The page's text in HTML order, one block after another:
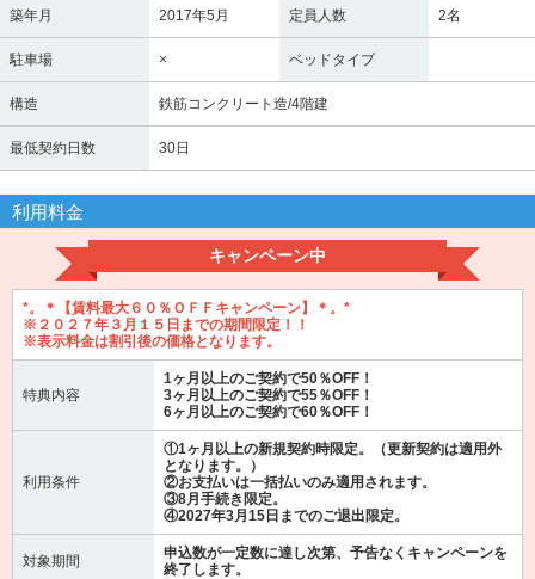
築年月 2017年5月 定員人数 2名
駐車場 × ベッドタイプ
構造 鉄筋コンクリート造/4階建
最低契約日数 30日
利用料金
キャンペーン中
*。＊【賃料最大６０％ＯＦＦキャンペーン】＊。*
※２０２７年３月１５日までの期間限定！！
※表示料金は割引後の価格となります。
特典内容
1ヶ月以上のご契約で50％OFF！
3ヶ月以上のご契約で55％OFF！
6ヶ月以上のご契約で60％OFF！
利用条件
①1ヶ月以上の新規契約時限定。（更新契約は適用外
となります。）
②お支払いは一括払いのみ適用されます。
③8月手続き限定。
④2027年3月15日までのご退出限定。
対象期間
申込数が一定数に達し次第、予告なくキャンペーンを
終了します。